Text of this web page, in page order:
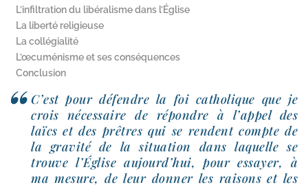
L’infiltration du libéralisme dans l’Église
La liberté religieuse
La collégialité
L’œcuménisme et ses conséquences
Conclusion
C’est pour défendre la foi catho­lique que je
crois néces­saire de répondre à l’appel des
laïcs et des prêtres qui se rendent compte de
la gra­vi­té de la situa­tion dans laquelle se
trouve l’Église aujourd’hui, pour essayer, à
ma mesure, de leur don­ner les rai­sons et les